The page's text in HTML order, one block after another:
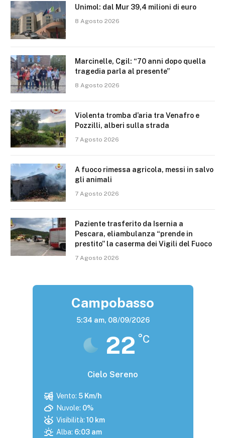
Unimol: dal Mur 39,4 milioni di euro
8 Agosto 2026
Marcinelle, Cgil: “70 anni dopo quella
tragedia parla al presente”
8 Agosto 2026
Violenta tromba d’aria tra Venafro e
Pozzilli, alberi sulla strada
7 Agosto 2026
A fuoco rimessa agricola, messi in salvo
gli animali
7 Agosto 2026
Paziente trasferito da Isernia a
Pescara, eliambulanza “prende in
prestito” la caserma dei Vigili del Fuoco
7 Agosto 2026
Campobasso
5:34 am, 08/09/2026
22 °C
Cielo Sereno
Vento: 5 Km/h
Nuvole: 0%
Visibilità: 10 km
Alba: 6:03 am